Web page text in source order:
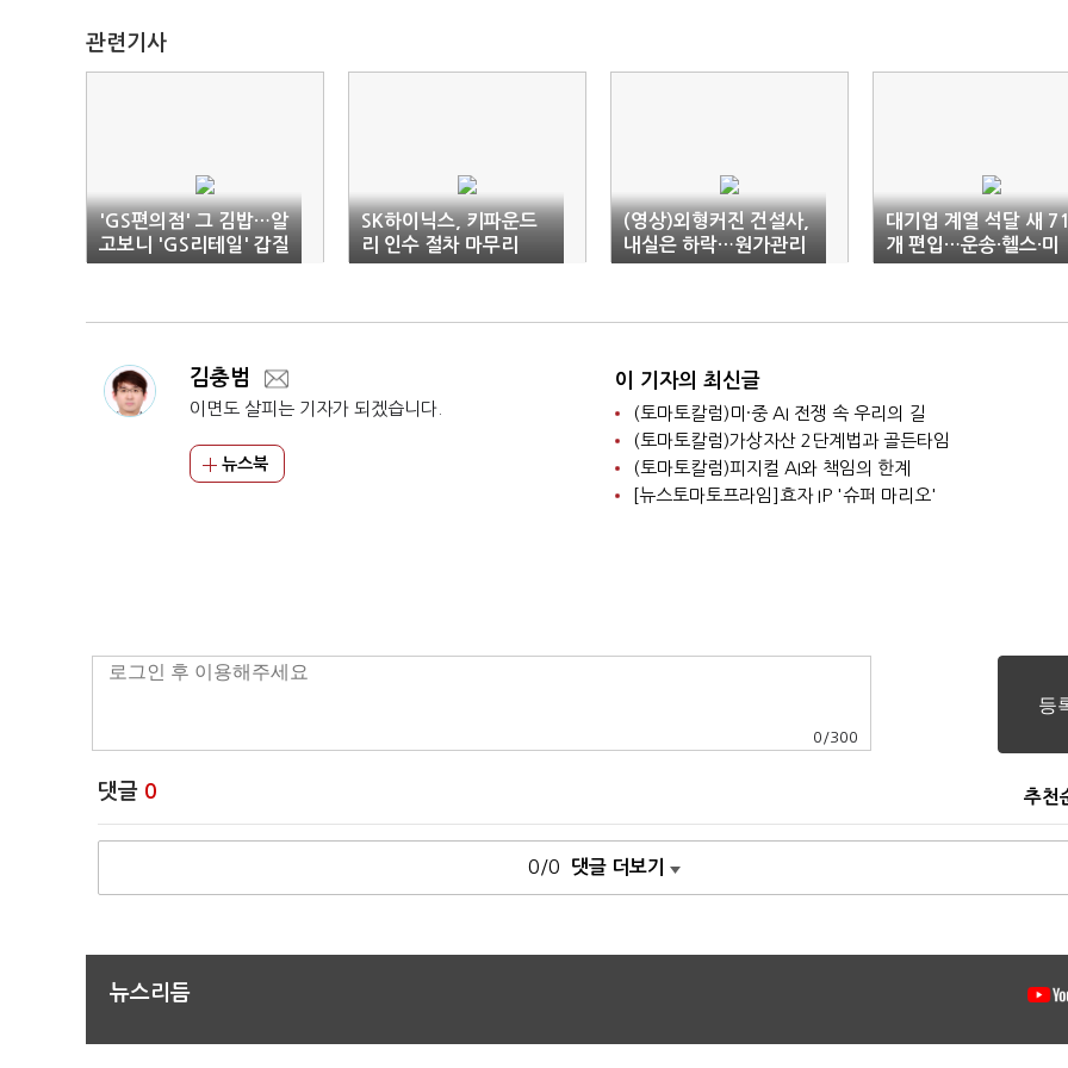
관련기사
'GS편의점' 그 김밥…알
고보니 'GS리테일' 갑질
김밥
SK하이닉스, 키파운드
리 인수 절차 마무리
(영상)외형커진 건설사,
내실은 하락…원가관리
'숙제'
대기업 계열 석달 새
개 편입…운송·헬스·미
용 사업 활발
김충범
이면도 살피는 기자가 되겠습니다.
뉴스북
이 기자의 최신글
(토마토칼럼)미·중 AI 전쟁 속 우리의 길
(토마토칼럼)가상자산 2단계법과 골든타임
(토마토칼럼)피지컬 AI와 책임의 한계
[뉴스토마토프라임]효자 IP '슈퍼 마리오'
0 /300
댓글 0 추천
0/0 댓글 더보기
뉴스리듬